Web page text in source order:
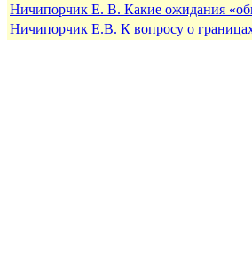
Ничипорчик Е. В. Какие ожидания
Ничипорчик Е.В. К вопросу о